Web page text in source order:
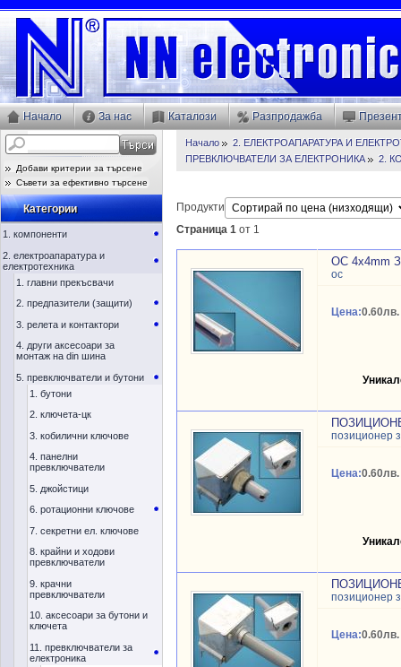
Начало За нас Каталози Разпродажба
Добави критерии за търсене
Съвети за ефективно търсене
Категории
1. компоненти
2. електроапаратура и
електротехника
1. главни прекъсвачи
2. предпазители (защити)
3. релета и контактори
4. други аксесоари за
монтаж на din шина
5. превключватели и бутони
1. бутони
2. ключета-цк
3. кобилични ключове
4. панелни
превключватели
5. джойстици
6. ротационни ключове
7. секретни ел. ключове
8. крайни и ходови
превключватели
9. крачни
превключватели
10. аксесоари за бутони и
ключета
11. превключватели за
електроника
Начало
2. ЕЛЕКТРОАПАРАТУРА И
ПРЕВКЛЮЧВАТЕЛИ ЗА ЕЛЕКТРОНИКА
2.
Продукти
Страница 1 от 1
ОС 4x4mm
ос
Цена:0.60лв.
позиционер
Цена:0.60лв.
позиционер
Цена:0.60лв.